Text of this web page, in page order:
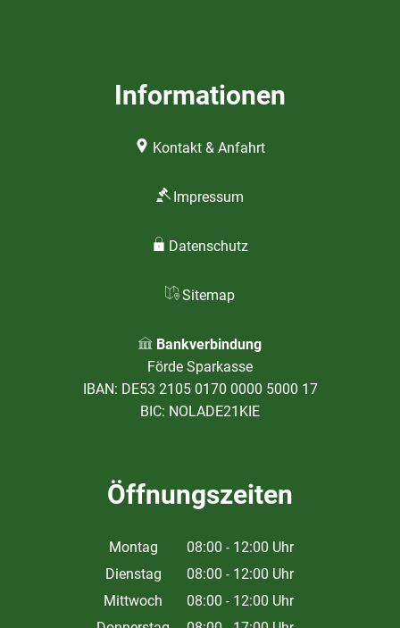
Informationen
Kontakt & Anfahrt
Impressum
Datenschutz
Sitemap
Bankverbindung
Förde Sparkasse
IBAN: DE53 2105 0170 0000 5000 17
BIC: NOLADE21KIE
Öffnungszeiten
Montag 08:00 - 12:00 Uhr
Von 08:00 bis 12:00 Uhr
Dienstag 08:00 - 12:00 Uhr
Von 08:00 bis 12:00 Uhr
Mittwoch 08:00 - 12:00 Uhr
Von 08:00 bis 12:00 Uhr